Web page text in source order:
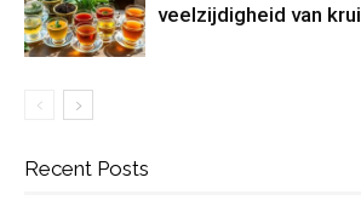
veelzijdigheid van
Recent Posts